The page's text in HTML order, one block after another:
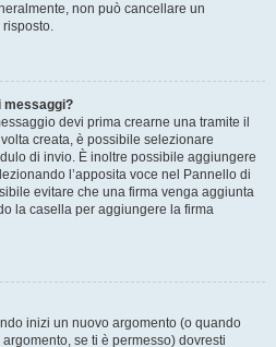
non può cancellare un
messaggi?
devi prima crearne una tramite il
creata, è possibile selezionare
di invio. È inoltre possibile aggiungere
l’apposita voce nel Pannello di
evitare che una firma venga aggiunta
la casella per aggiungere la firma
inizi un nuovo argomento (o quando
se ti è permesso) dovresti